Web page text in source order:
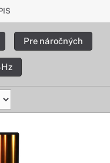
nič nestojí v ceste.
kárt Nvidia
Pre náročných